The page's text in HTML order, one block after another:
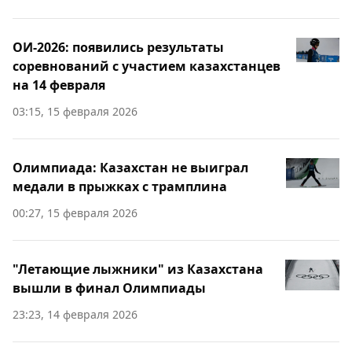
ОИ-2026: появились результаты
соревнований с участием казахстанцев
на 14 февраля
03:15, 15 февраля 2026
Олимпиада: Казахстан не выиграл
медали в прыжках с трамплина
00:27, 15 февраля 2026
"Летающие лыжники" из Казахстана
вышли в финал Олимпиады
23:23, 14 февраля 2026